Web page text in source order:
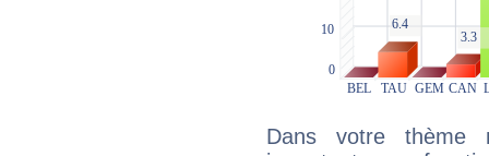
Dans votre thème